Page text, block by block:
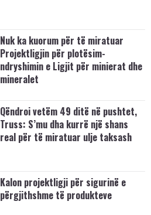
Nuk ka kuorum për të miratuar
Projektligjin për plotësim-
ndryshimin e Ligjit për minierat dhe
mineralet
Qëndroi vetëm 49 ditë në pushtet,
Truss: S’mu dha kurrë një shans
real për të miratuar ulje taksash
Kalon projektligji për sigurinë e
përgjithshme të produkteve